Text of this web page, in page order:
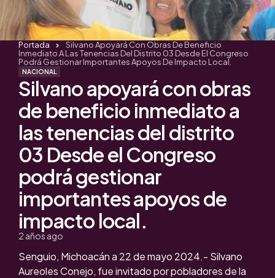
NACIONAL
Silvano apoyará con obras
de beneficio inmediato a
las tenencias del distrito
03 Desde el Congreso
podrá gestionar
importantes apoyos de
impacto local.
2 años ago
Portada
Silvano Apoyará Con Obras De Beneficio
Inmediato A Las Tenencias Del Distrito 03 Desde El Congreso
Podrá Gestionar Importantes Apoyos De Impacto Local.
Senguio, Michoacán a 22 de mayo 2024.- Silvano
Aureoles Conejo, fue invitado por pobladores de la